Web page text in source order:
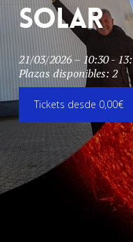
Solar
21/03/2026 – 10:30 -
Plazas disponibles: 2
Tickets desde 0,00€